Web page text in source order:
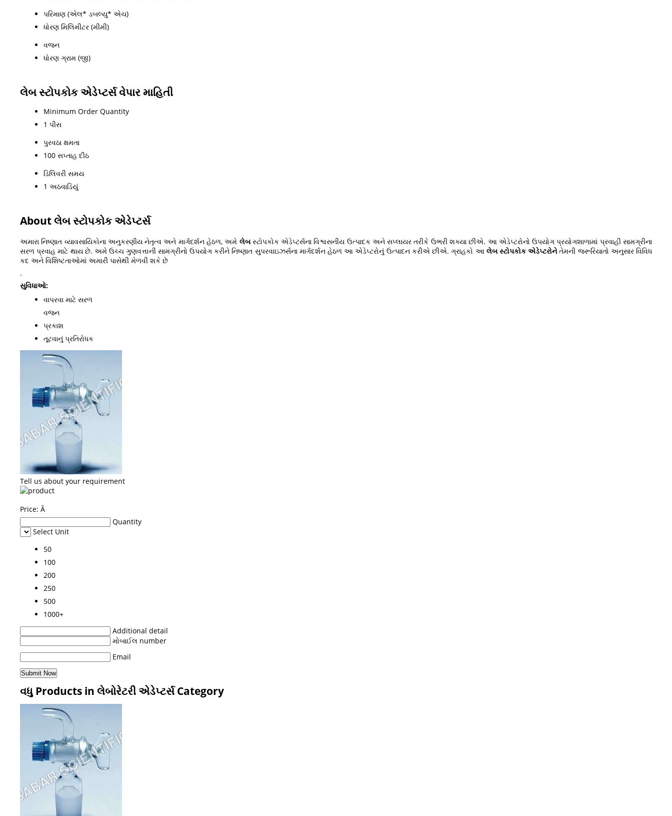
પરિમાણ (એલ* ડબલ્યુ* એચ)
ધોરણ મિલિમીટર (મીમી)
વજન
ધોરણ ગ્રામ (જી)
લેબ સ્ટોપકોક એડેપ્ટર્સ વેપાર માહિતી
Minimum Order Quantity
1 પીસ
પુરવઠા ક્ષમતા
100 સપ્તાહ દીઠ
ડિલિવરી સમય
1 અઠવાડિયું
About લેબ સ્ટોપકોક એડેપ્ટર્સ
અમારા નિષ્ણાત વ્યાવસાયિકોના અનુકરણીય નેતૃત્વ અને માર્ગદર્શન હેઠળ, અમે લેબસ્ટોપકોક એડેપ્ટર્સના વિશ્વસનીય ઉત્પાદક અને સપ્લાયર તરીકે ઉભરી શક્યા છીએ. આ એડેપ્ટરોનો ઉપયોગ પ્રયોગશાળામાં પ્રવાહી સામગ્રીના
સરળ પ્રવાહ માટે થાય છે. અમે ઉચ્ચ ગુણવત્તાની સામગ્રીનો ઉપયોગ કરીને નિષ્ણાત સુપરવાઇઝર્સના માર્ગદર્શન હેઠળ આ એડેપ્ટરોનું ઉત્પાદન કરીએ છીએ. ગ્રાહકો આ લેબ સ્ટોપકોક એડેપ્ટરોનેતેમની જરૂરિયાતો અનુસાર વિવિધ
કદ અને વિશિષ્ટતાઓમાં અમારી પાસેથી મેળવી શકે છે
.
સુવિધાઓ:
વાપરવા માટે સરળ
વજન
પ્રકાશ
તૂટવાનું પ્રતિરોધક
Tell us about your requirement
Price: Â
Quantity
Select Unit
50
100
200
250
500
1000+
Additional detail
મોબાઈલ number
Email
વધુ Products in લેબોરેટરી એડેપ્ટર્સ Category